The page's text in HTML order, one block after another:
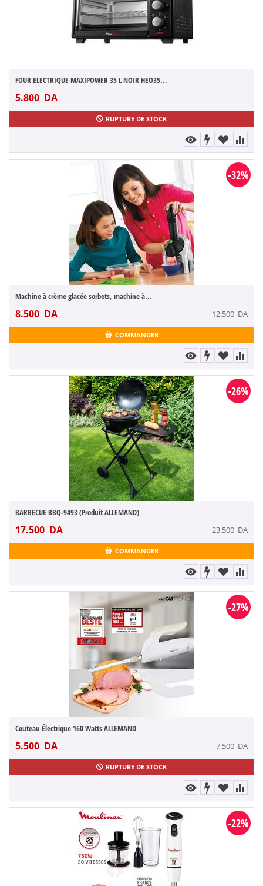
FOUR ELECTRIQUE MAXIPOWER 35 L NOIR HEO35...
5.800 DA
RUPTURE DE STOCK
-32%
Machine à crème glacée sorbets, machine à...
8.500 DA 12.500DA
COMMANDER
-26%
BARBECUE BBQ-9493 (Produit ALLEMAND)
17.500 DA 23.500DA
COMMANDER
-27%
Couteau Électrique 160 Watts ALLEMAND
5.500 DA 7.500DA
RUPTURE DE STOCK
-22%